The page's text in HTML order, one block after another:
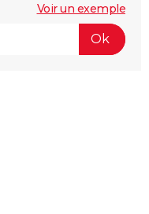
Voir un exemple